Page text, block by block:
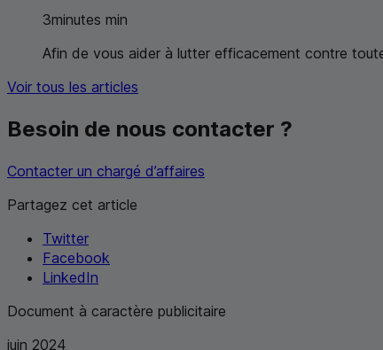
3minutes min
Afin de vous aider à lutter efficacement contre
Voir tous les articles
Besoin de nous contacter ?
Contacter un chargé d’affaires
Partagez cet article
Twitter
Facebook
LinkedIn
Document à caractère publicitaire
juin 2024